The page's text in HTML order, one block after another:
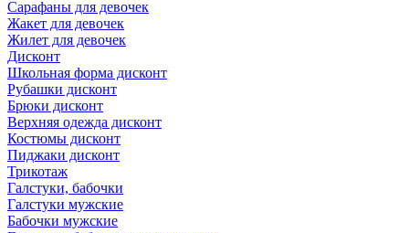
Сарафаны для девочек
Жакет для девочек
Жилет для девочек
Дисконт
Школьная форма дисконт
Рубашки дисконт
Брюки дисконт
Верхняя одежда дисконт
Костюмы дисконт
Пиджаки дисконт
Трикотаж
Галстуки, бабочки
Галстуки мужские
Бабочки мужские